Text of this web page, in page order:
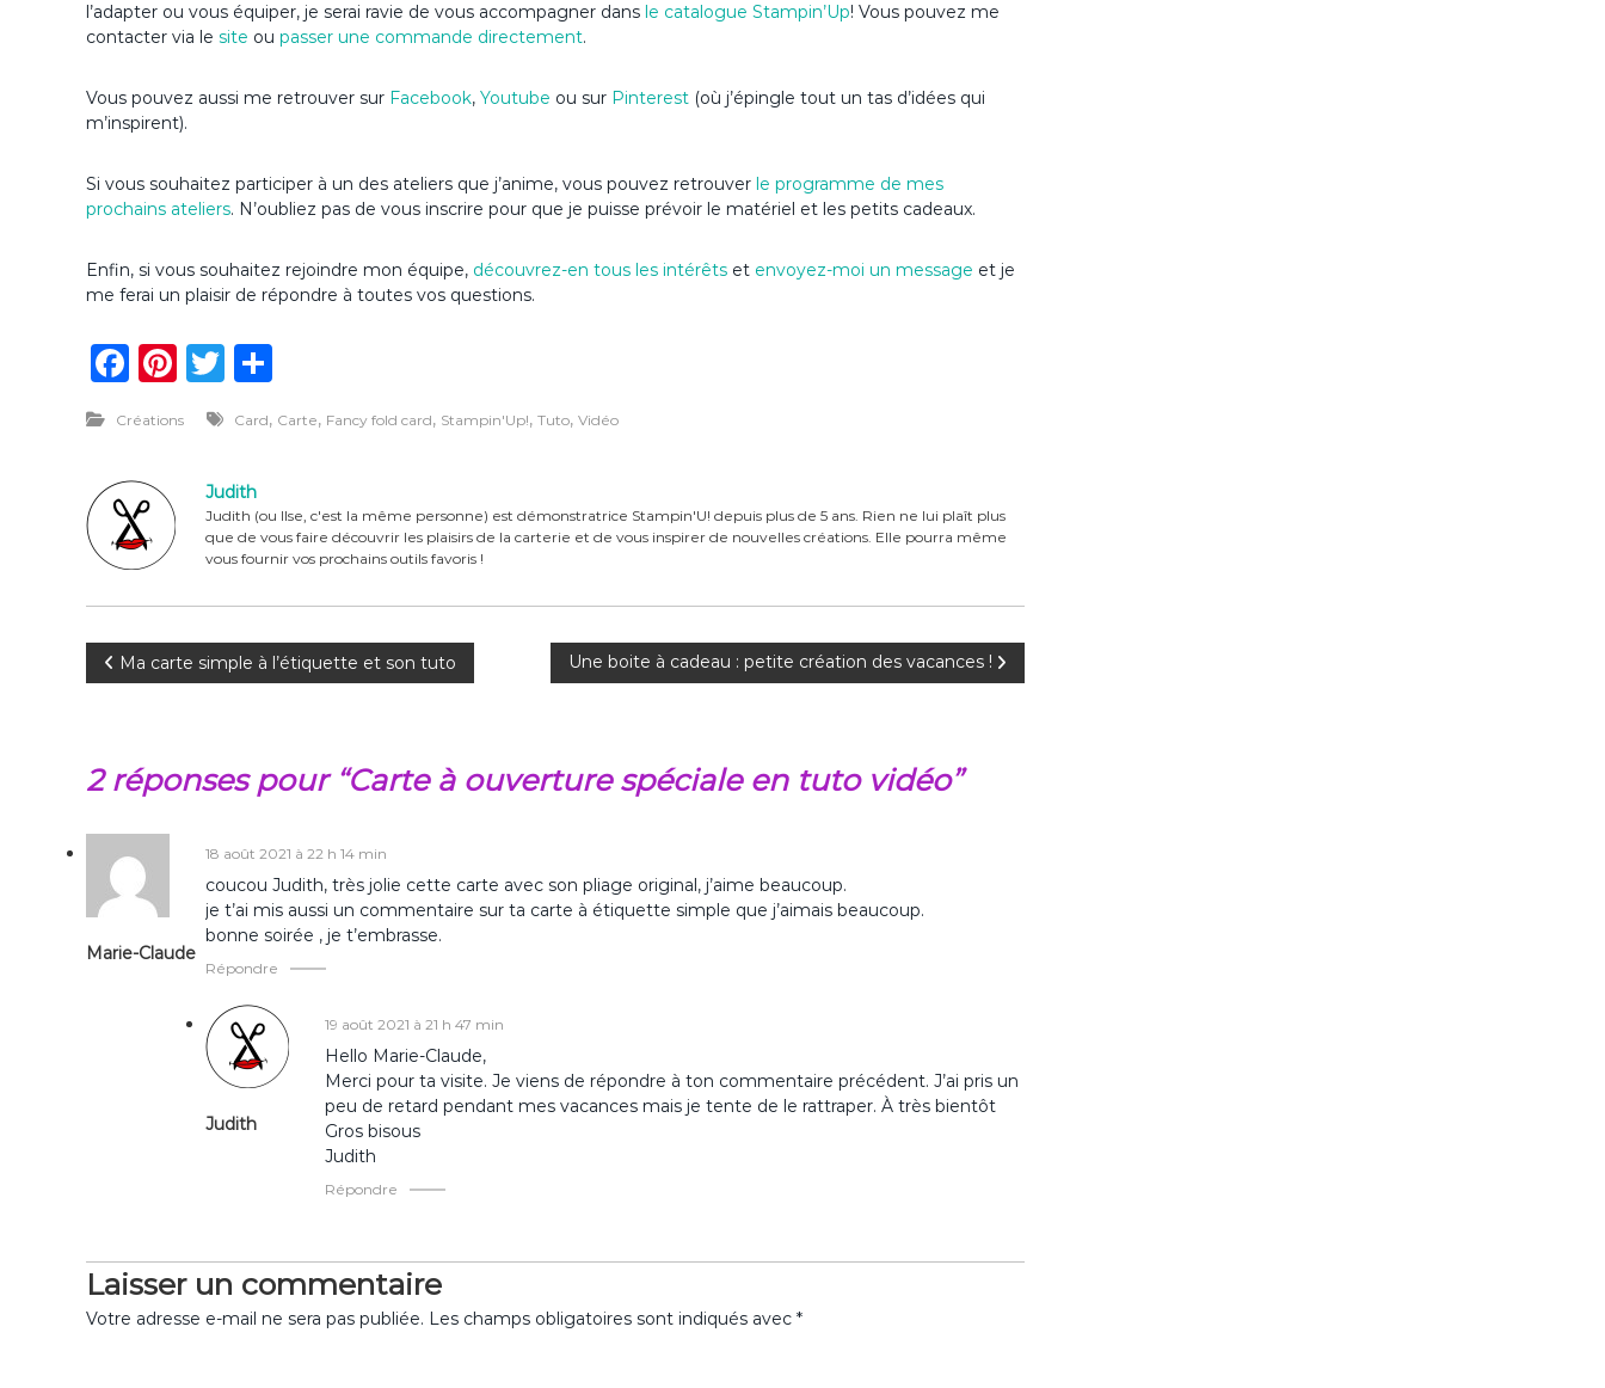
l’adapter ou vous équiper, je serai ravie de vous accompagner dans le catalogue Stampin’Up! Vous pouvez me
contacter via le site ou passer une commande directement.
Vous pouvez aussi me retrouver sur Facebook, Youtube ou sur Pinterest (où j’épingle tout un tas d’idées qui
m’inspirent).
Si vous souhaitez participer à un des ateliers que j’anime, vous pouvez retrouver le programme de mes
prochains ateliers. N’oubliez pas de vous inscrire pour que je puisse prévoir le matériel et les petits cadeaux.
Enfin, si vous souhaitez rejoindre mon équipe, découvrez-en tous les intérêts et envoyez-moi un message et je
me ferai un plaisir de répondre à toutes vos questions.
F
c
e
b
o
k
Pi
te
re
st
T
it
te
r
ta
er
Créations Card, Carte, Fancy fold card, Stampin'Up!, Tuto, Vidéo
Judith
Judith (ou Ilse, c'est la même personne) est démonstratrice Stampin'U! depuis plus de 5 ans. Rien ne lui plaît plus
que de vous faire découvrir les plaisirs de la carterie et de vous inspirer de nouvelles créations. Elle pourra même
vous fournir vos prochains outils favoris !
N
v
i
a
e
l
Ma carte simple à l’étiquette et son tuto Une boite à cadeau : petite création des vacances !
2 réponses pour “Carte à ouverture spéciale en tuto vidéo”
Marie-Claude
18 août 2021 à 22 h 14 min
coucou Judith, très jolie cette carte avec son pliage original, j’aime beaucoup.
je t’ai mis aussi un commentaire sur ta carte à étiquette simple que j’aimais beaucoup.
bonne soirée , je t’embrasse.
Répondre
Judith
19 août 2021 à 21 h 47 min
Hello Marie-Claude,
Merci pour ta visite. Je viens de répondre à ton commentaire précédent. J’ai pris un
peu de retard pendant mes vacances mais je tente de le rattraper. À très bientôt
Gros bisous
Judith
Répondre
Laisser un commentaire
Votre adresse e-mail ne sera pas publiée. Les champs obligatoires sont indiqués avec *